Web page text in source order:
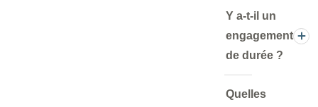
Y a-t-il un
engagement
de durée ?
Quelles